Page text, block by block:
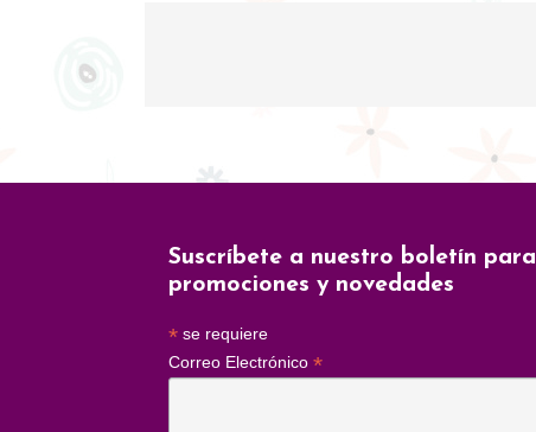
Suscríbete a nuestro boletín para
promociones y novedades
* se requiere
Correo Electrónico *